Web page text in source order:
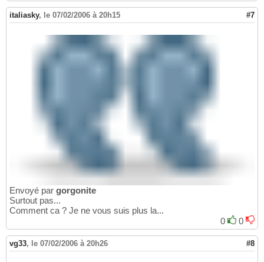
italiasky, le 07/02/2006 à 20h15 #7
Envoyé par gorgonite
Surtout pas...
Comment ca ? Je ne vous suis plus la...
0
0
vg33, le 07/02/2006 à 20h26 #8